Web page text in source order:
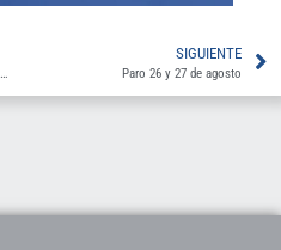
Gracias por el compromiso y participación en el semaforazo 22/8
SIGUIENTE
Paro 26 y 27 de agosto